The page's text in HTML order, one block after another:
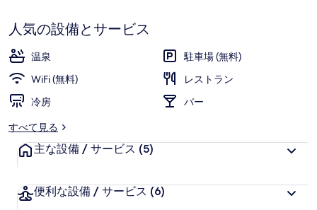
で
す
人気の設備とサービス
温泉
駐車場 (無料)
WiFi (無料)
レストラン
冷房
バー
すべて見る
主な設備 / サービス (5)
便利な設備 / サービス (6)